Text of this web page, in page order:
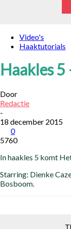
Video's
Haaktutorials
Haakles
Door
Redactie
-
18 december 2015
0
5760
In haakles 5 komt
Starring: Dienke
Bosboom.